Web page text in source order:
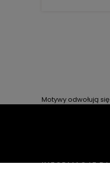
Motywy odwołują
INFORMACJE